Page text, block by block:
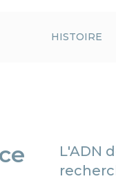
HISTOIRE
L'ADN